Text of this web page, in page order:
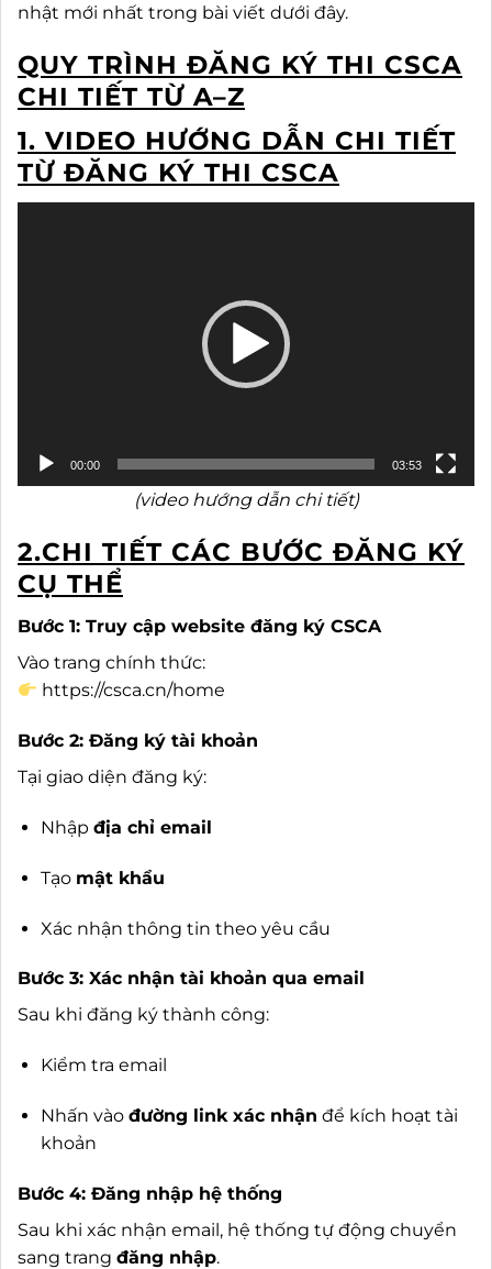
nhật mới nhất trong bài viết dưới đây.
QUY TRÌNH ĐĂNG KÝ THI CSCA
CHI TIẾT TỪ A–Z
1. VIDEO HƯỚNG DẪN CHI TIẾT
TỪ ĐĂNG KÝ THI CSCA
00:00 03:53
(video hướng dẫn chi tiết)
2.CHI TIẾT CÁC BƯỚC ĐĂNG KÝ
CỤ THỂ
Bước 1: Truy cập website đăng ký CSCA
Vào trang chính thức:
https://csca.cn/home
Bước 2: Đăng ký tài khoản
Tại giao diện đăng ký:
Nhập địa chỉ email
Tạo mật khẩu
Xác nhận thông tin theo yêu cầu
Bước 3: Xác nhận tài khoản qua email
Sau khi đăng ký thành công:
Kiểm tra email
Nhấn vào đường link xác nhận để kích hoạt tài
khoản
Bước 4: Đăng nhập hệ thống
Sau khi xác nhận email, hệ thống tự động chuyển
sang trang đăng nhập.